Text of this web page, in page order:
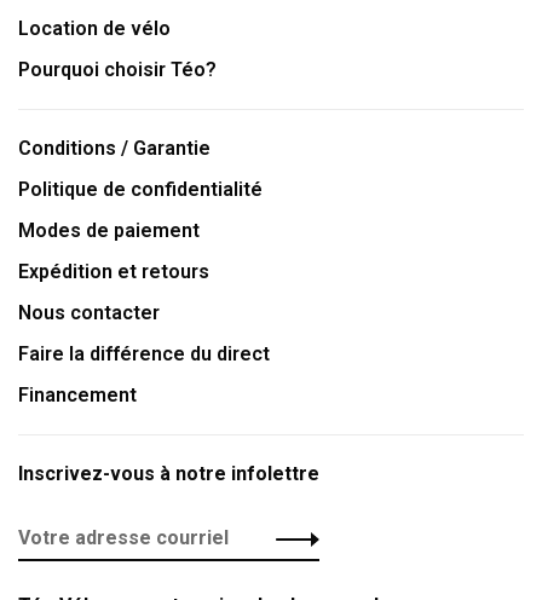
Location de vélo
Pourquoi choisir Téo?
Conditions / Garantie
Politique de confidentialité
Modes de paiement
Expédition et retours
Nous contacter
Faire la différence du direct
Financement
Inscrivez-vous à notre infolettre